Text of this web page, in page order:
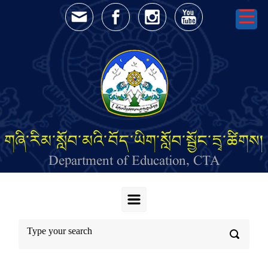
Skip to main content
གཞི་རིམ་སློབ་མའི་བོད་ཡིག་སློབ་སྦྱོང་དྲྭ་ཚིགས།
Department of Education, CTA